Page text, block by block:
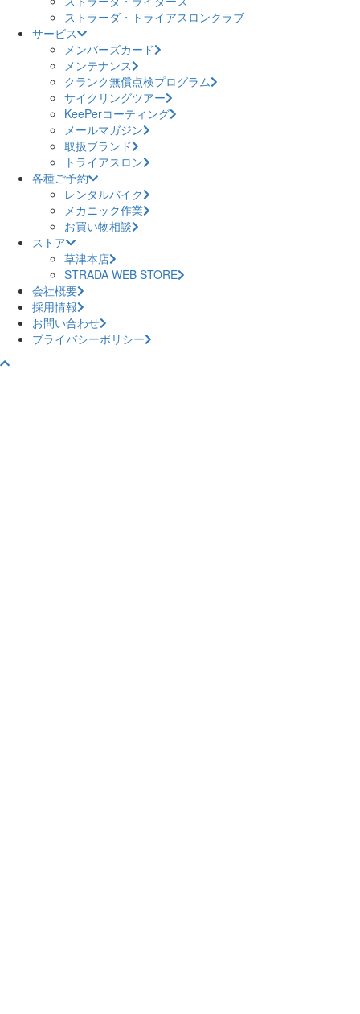
ストラーダ・トライアスロンクラブ
サービス
メンバーズカード
メンテナンス
クランク無償点検プログラム
サイクリングツアー
KeePerコーティング
メールマガジン
取扱ブランド
トライアスロン
各種ご予約
レンタルバイク
メカニック作業
お買い物相談
ストア
草津本店
STRADA WEB STORE
会社概要
採用情報
お問い合わせ
プライバシーポリシー